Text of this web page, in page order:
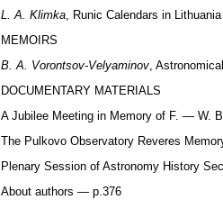
L. A. Klimka, Runic Calendars in
MEMOIRS
B. A. Vorontsov-Velyaminov,
DOCUMENTARY MATERIALS
A Jubilee Meeting in Memory of F. — W.
The Pulkovo Observatory Reveres
Plenary Session of Astronomy History
About authors — p.376